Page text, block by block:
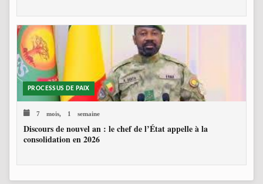
PROCESSUS DE PAIX
7 mois, 1 semaine
Discours de nouvel an : le chef de l’État appelle à la
consolidation en 2026